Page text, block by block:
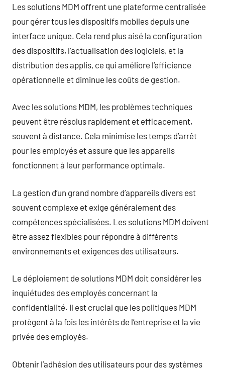
Les solutions MDM offrent une plateforme centralisée
pour gérer tous les dispositifs mobiles depuis une
interface unique. Cela rend plus aisé la configuration
des dispositifs, l’actualisation des logiciels, et la
distribution des applis, ce qui améliore l’efficience
opérationnelle et diminue les coûts de gestion.
Avec les solutions MDM, les problèmes techniques
peuvent être résolus rapidement et efficacement,
souvent à distance. Cela minimise les temps d’arrêt
pour les employés et assure que les appareils
fonctionnent à leur performance optimale.
La gestion d’un grand nombre d’appareils divers est
souvent complexe et exige généralement des
compétences spécialisées. Les solutions MDM doivent
être assez flexibles pour répondre à différents
environnements et exigences des utilisateurs.
Le déploiement de solutions MDM doit considérer les
inquiétudes des employés concernant la
confidentialité. Il est crucial que les politiques MDM
protègent à la fois les intérêts de l’entreprise et la vie
privée des employés.
Obtenir l’adhésion des utilisateurs pour des systèmes